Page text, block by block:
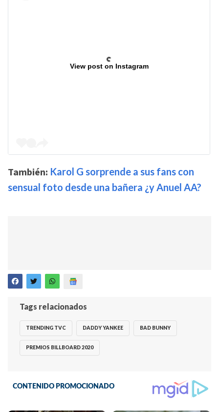
View post on Instagram
También: Karol G sorprende a sus fans con
sensual foto desde una bañera ¿y Anuel AA?
Tags relacionados
TRENDING TVC DADDY YANKEE BAD BUNNY
PREMIOS BILLBOARD 2020